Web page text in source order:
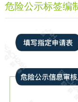
危险公示标签编